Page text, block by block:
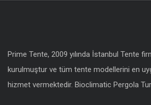
Prime Tente, 2009 yılında İstanbul Tente
kurulmuştur ve tüm tente modellerini en
hizmet vermektedir. Bioclimatic Pergola